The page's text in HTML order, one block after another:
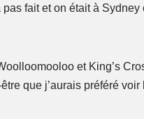
pas fait et on était à Sydney
et King’s
que j’aurais préféré voir